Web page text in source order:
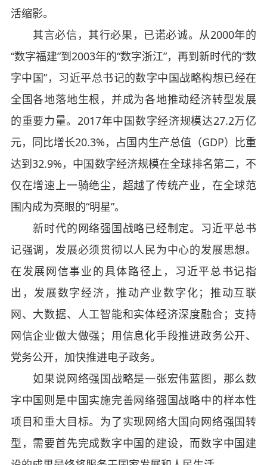
活缩影。
其言必信，其行必果，已诺必诚。从2000年的
“数字福建”到2003年的“数字浙江”，再到新时代的“数
字中国”，习近平总书记的数字中国战略构想已经在
全国各地落地生根，并成为各地推动经济转型发展
的重要力量。2017年中国数字经济规模达27.2万亿
元，同比增长20.3%，占国内生产总值（GDP）比重
达到32.9%，中国数字经济规模在全球排名第二，不
仅在增速上一骑绝尘，超越了传统产业，在全球范
围内成为亮眼的“明星”。
新时代的网络强国战略已经制定。习近平总书
记强调，发展必须贯彻以人民为中心的发展思想。
在发展网信事业的具体路径上，习近平总书记指
出，发展数字经济，推动产业数字化；推动互联
网、大数据、人工智能和实体经济深度融合；支持
网信企业做大做强；用信息化手段推进政务公开、
党务公开，加快推进电子政务。
如果说网络强国战略是一张宏伟蓝图，那么数
字中国则是中国实施完善网络强国战略中的样本性
项目和重大目标。为了实现网络大国向网络强国转
型，需要首先完成数字中国的建设，而数字中国建